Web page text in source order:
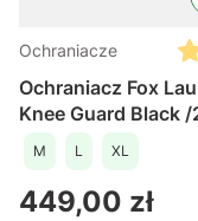
Ochraniacze
Ochraniacz Fox
Knee Guard Black
M L XL
Cena
449,00 zł